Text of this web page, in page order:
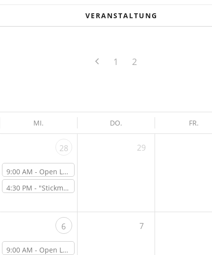
VERANSTALTUNG
1 2
MI. DO. FR.
28
9:00 AM - Open Lab Day
4:30 PM - "Stickmaschine Brother VR - Quick-start Guide" – Online-Workshop
29
6
9:00 AM - Open Lab Day
7